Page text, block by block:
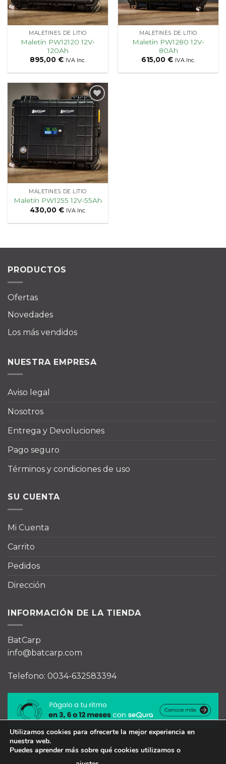
MALETINES DE LITIO
Maletín PW12120 12V-
120Ah
895,00 € IVA Inc.
MALETINES DE LITIO
Maletín PW1280 12V-
80Ah
615,00 € IVA Inc.
Añadir
a la
lista
de
deseos
MALETINES DE LITIO
Maletín PW1255 12V-55Ah
430,00 € IVA Inc.
PRODUCTOS
Ofertas
Novedades
Los más vendidos
NUESTRA EMPRESA
Aviso legal
Nosotros
Entrega y Devoluciones
Pago seguro
Términos y condiciones de uso
SU CUENTA
Mi Cuenta
Carrito
Pedidos
Dirección
INFORMACIÓN DE LA TIENDA
BatCarp
info@batcarp.com
Telefono: 0034-632583394
Utilizamos cookies para ofrecerte la mejor experiencia en
nuestra web.
Puedes aprender más sobre qué cookies utilizamos o